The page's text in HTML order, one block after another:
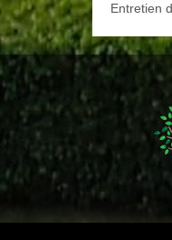
Entretien